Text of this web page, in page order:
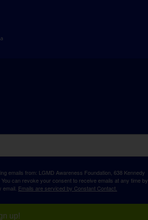
emails from: LGMD Awareness Foundation, 638 Kennedy
can revoke your consent to receive emails at any time by
Emails are serviced by Constant Contact.
up!